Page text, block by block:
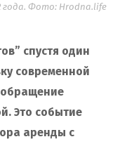
года. Фото: Hrodna.life
спустя один
современной
обращение
Это событие
аренды с